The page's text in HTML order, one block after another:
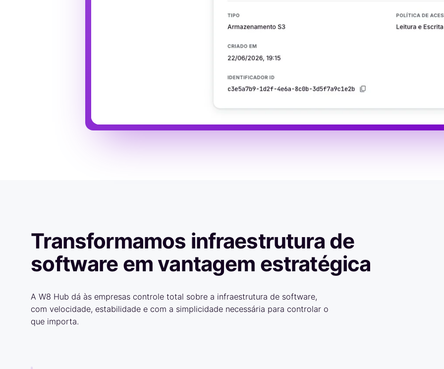
Transformamos infraestrutura de
software em vantagem estratégica
A W8 Hub dá às empresas controle total sobre a infraestrutura de software,
com velocidade, estabilidade e com a simplicidade necessária para controlar o
que importa.